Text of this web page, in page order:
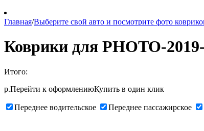
Главная/Выберите свой авто и посмотрите фото
Коврики для PHOTO-
Итого:
р.Перейти к оформлениюКупить в один клик
Переднее водительское Переднее пассажирское